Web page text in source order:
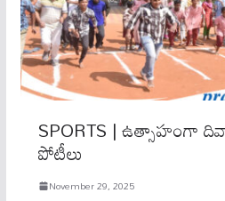
SPORTS | ఉత్సాహంగా
పోటీలు
November 29, 2025